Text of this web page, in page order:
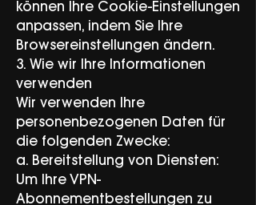
können Ihre Cookie-Einstellungen
anpassen, indem Sie Ihre
Browsereinstellungen ändern.
3. Wie wir Ihre Informationen
verwenden
Wir verwenden Ihre
personenbezogenen Daten für
die folgenden Zwecke:
a. Bereitstellung von Diensten:
Um Ihre VPN-
Abonnementbestellungen zu